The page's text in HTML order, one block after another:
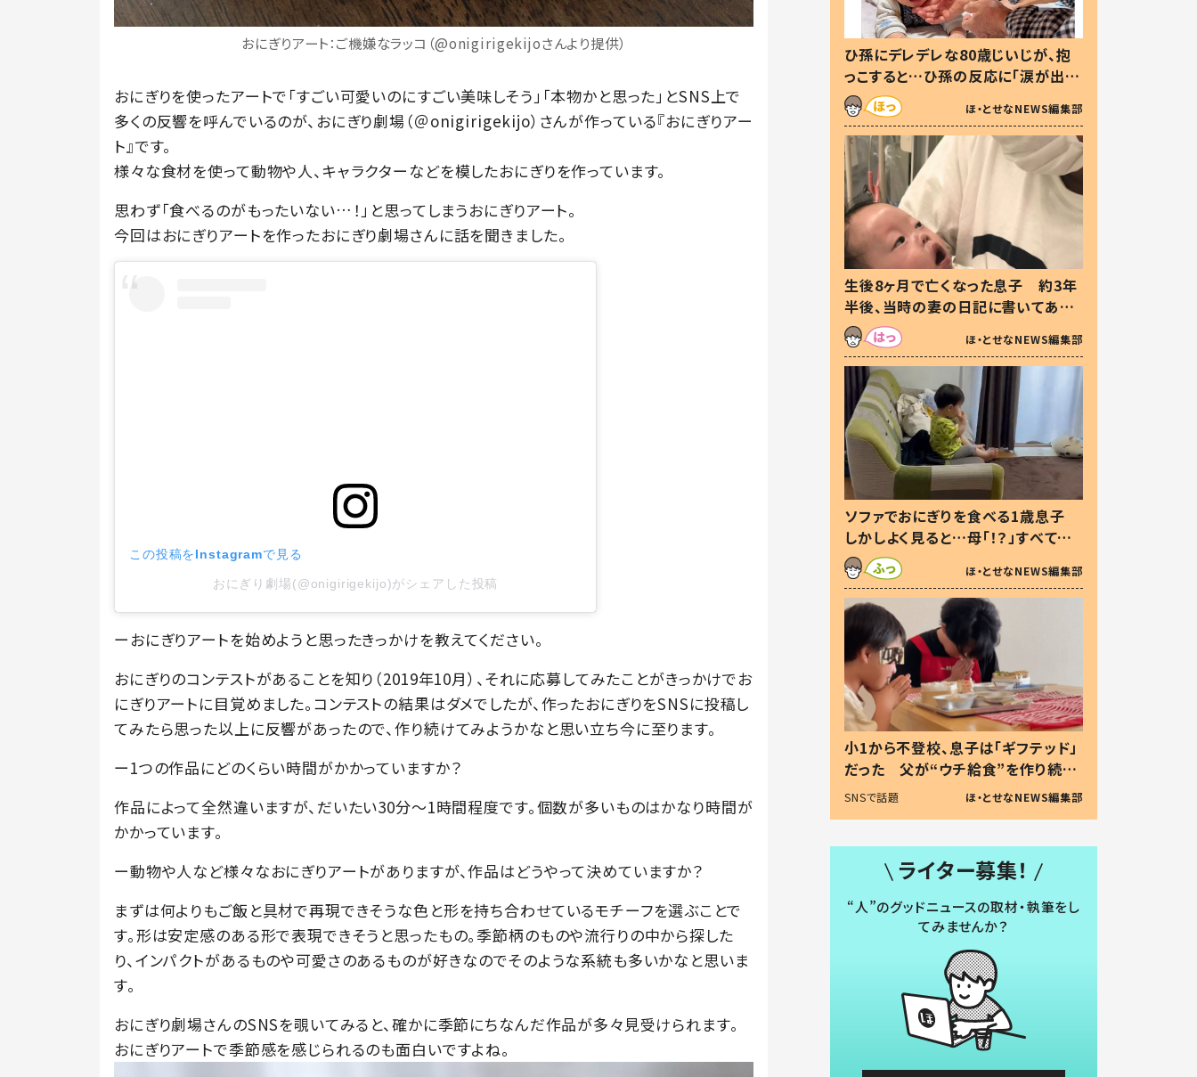
おにぎりアート：ご機嫌なラッコ（@onigirigekijoさんより提供）
おにぎりを使ったアートで「すごい可愛いのにすごい美味しそう」「本物かと思った」とSNS上で
多くの反響を呼んでいるのが、おにぎり劇場（＠onigirigekijo）さんが作っている『おにぎりアー
ト』です。
様々な食材を使って動物や人、キャラクターなどを模したおにぎりを作っています。
思わず「食べるのがもったいない…！」と思ってしまうおにぎりアート。
今回はおにぎりアートを作ったおにぎり劇場さんに話を聞きました。
この投稿をInstagramで見る
おにぎり劇場(@onigirigekijo)がシェアした投稿
ーおにぎりアートを始めようと思ったきっかけを教えてください。
おにぎりのコンテストがあることを知り（2019年10月）、それに応募してみたことがきっかけでお
にぎりアートに目覚めました。コンテストの結果はダメでしたが、作ったおにぎりをSNSに投稿し
てみたら思った以上に反響があったので、作り続けてみようかなと思い立ち今に至ります。
ー1つの作品にどのくらい時間がかかっていますか？
作品によって全然違いますが、だいたい30分～1時間程度です。個数が多いものはかなり時間が
かかっています。
ー動物や人など様々なおにぎりアートがありますが、作品はどうやって決めていますか？
まずは何よりもご飯と具材で再現できそうな色と形を持ち合わせているモチーフを選ぶことで
す。形は安定感のある形で表現できそうと思ったもの。季節柄のものや流行りの中から探した
り、インパクトがあるものや可愛さのあるものが好きなのでそのような系統も多いかなと思いま
す。
おにぎり劇場さんのSNSを覗いてみると、確かに季節にちなんだ作品が多々見受けられます。
おにぎりアートで季節感を感じられるのも面白いですよね。
ひ孫にデレデレな80歳じいじが、抱
っこすると…ひ孫の反応に「涙が出ま
した」「可愛くて仕方ない」
ほ・とせなNEWS編集部
生後8ヶ月で亡くなった息子 約3年
半後、当時の妻の日記に書いてあっ
た本音とは
ほ・とせなNEWS編集部
ソファでおにぎりを食べる1歳息子
しかしよく見ると…母「！？」すべてを
察した母の投稿に「可愛いから許
す！」「現行犯〜」
ほ・とせなNEWS編集部
小1から不登校、息子は「ギフテッド」
だった 父が“ウチ給食”を作り続け
る理由とは #令和の親 #令和の子
SNSで話題 ほ・とせなNEWS編集部
ライター募集！
“人”のグッドニュースの取材・執筆をし
てみませんか？